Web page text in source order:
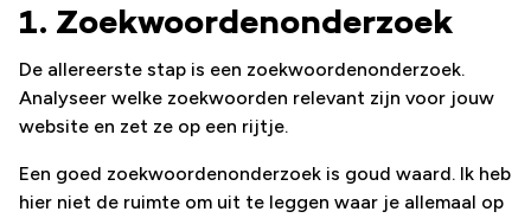
1. Zoekwoordenonderzoek
De allereerste stap is een zoekwoordenonderzoek.
Analyseer welke zoekwoorden relevant zijn voor jouw
website en zet ze op een rijtje.
Een goed zoekwoordenonderzoek is goud waard. Ik heb
hier niet de ruimte om uit te leggen waar je allemaal op